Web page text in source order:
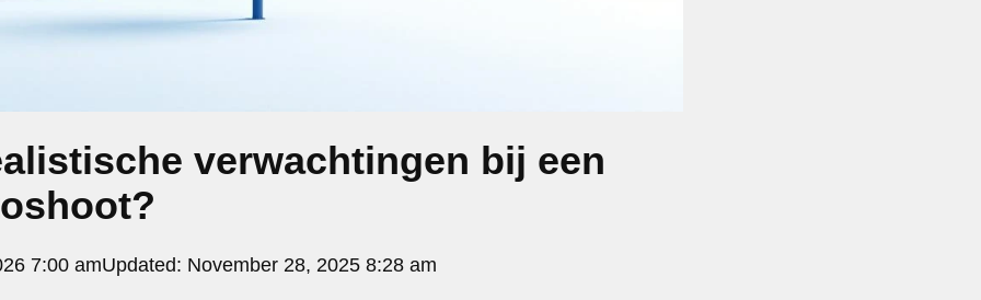
verwachtingen bij een
7:00 amUpdated: November 28, 2025 8:28 am